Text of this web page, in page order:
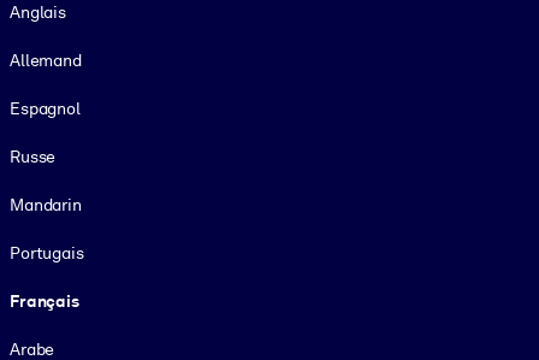
Anglais
Allemand
Espagnol
Russe
Mandarin
Portugais
Français
Arabe